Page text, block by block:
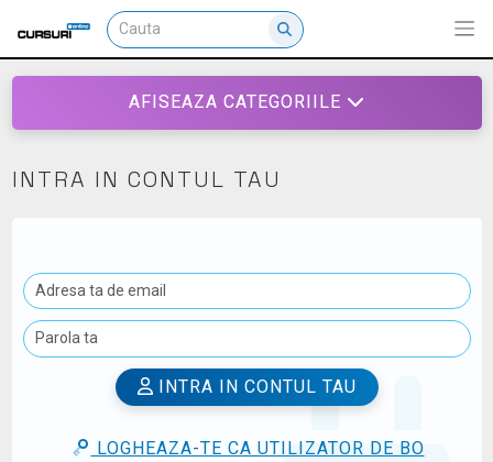
AFISEAZA CATEGORIILE
INTRA IN CONTUL TAU
INTRA IN CONTUL TAU
LOGHEAZA-TE CA UTILIZATOR DE BO